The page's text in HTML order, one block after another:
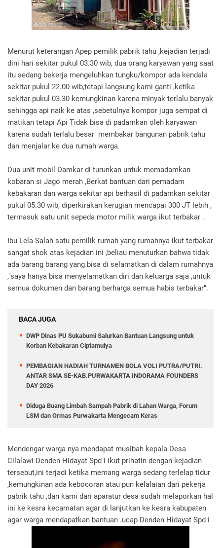
Menurut keterangan Apep pemilik pabrik tahu ,kejadian terjadi
dini hari sekitar pukul 03.30 wib, dua orang karyawan yang saat
itu sedang bekerja mengeluhkan tungku/kompor ada kendala
sekitar pukul 22.00 wib,tetapi langsung kami ganti ,ketika
sekitar pukul 03.30 kemungkinan karena minyak terlalu banyak
sehingga api naik ke atas ,sebetulnya kompor juga sempat di
matikan tetapi Api Tidak bisa di padamkan oleh karyawan
karena sudah terlalu besar membakar bangunan pabrik tahu
dan menjalar ke dua rumah warga.
Dua unit mobil Damkar di turunkan untuk memadamkan
kobaran si Jago merah ,Berkat bantuan dari pemadam
kebakaran dan warga sekitar api berhasil di padamkan sekitar
pukul 05.30 wib, diperkirakan kerugian mencapai 300 JT lebih ,
termasuk satu unit sepeda motor milik warga ikut terbakar .
Ibu Lela Salah satu pemilik rumah yang rumahnya ikut terbakar
sangat shok atas kejadian ini ,beliau menuturkan bahwa tidak
ada barang barang yang bisa di selamatkan di dalam rumahnya
,"saya hanya bisa menyelamatkan diri dan keluarga saja ,untuk
semua dokumen dan barang berharga semua habis terbakar".
BACA JUGA
DWP Dinas PU Sukabumi Salurkan Bantuan Langsung untuk
Korban Kebakaran Ciptamulya
PEMBAGIAN HADIAH TURNAMEN BOLA VOLI PUTRA/PUTRI.
ANTAR SMA SE-KAB.PURWAKARTA INDORAMA FOUNDERS
DAY 2026
Diduga Buang Limbah Sampah Pabrik di Lahan Warga, Forum
LSM dan Ormas Purwakarta Mengecam Keras
Mendengar warga nya mendapat musibah kepala Desa
Cilalawi Denden Hidayat Spd i ikut prihatin dengan kejadian
tersebut,ini terjadi ketika memang warga sedang terlelap tidur
,kemungkinan ada kebocoran atau pun kelalaian dari pekerja
pabrik tahu ,dan kami dari aparatur desa sudah melaporkan hal
ini ke kesra kecamatan agar di lanjutkan ke kesra kabupaten
agar warga mendapatkan bantuan .ucap Denden Hidayat Spd i